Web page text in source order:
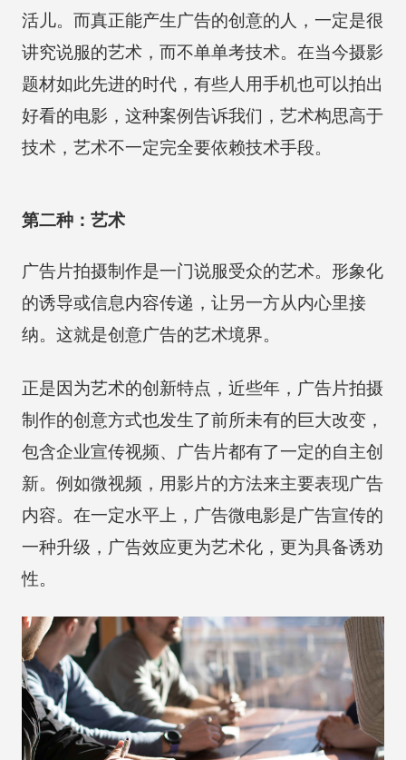
活儿。而真正能产生广告的创意的人，一定是很
讲究说服的艺术，而不单单考技术。在当今摄影
题材如此先进的时代，有些人用手机也可以拍出
好看的电影，这种案例告诉我们，艺术构思高于
技术，艺术不一定完全要依赖技术手段。
第二种：艺术
广告片拍摄制作是一门说服受众的艺术。形象化
的诱导或信息内容传递，让另一方从内心里接
纳。这就是创意广告的艺术境界。
正是因为艺术的创新特点，近些年，广告片拍摄
制作的创意方式也发生了前所未有的巨大改变，
包含企业宣传视频、广告片都有了一定的自主创
新。例如微视频，用影片的方法来主要表现广告
内容。在一定水平上，广告微电影是广告宣传的
一种升级，广告效应更为艺术化，更为具备诱劝
性。